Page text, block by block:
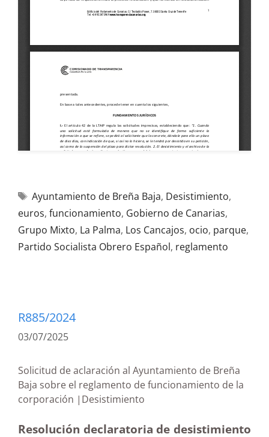
Ayuntamiento de Breña Baja, Desistimiento,
euros, funcionamiento, Gobierno de Canarias,
Grupo Mixto, La Palma, Los Cancajos, ocio, parque,
Partido Socialista Obrero Español, reglamento
R885/2024
03/07/2025
Solicitud de aclaración al Ayuntamiento de Breña
Baja sobre el reglamento de funcionamiento de la
corporación |Desistimiento
Resolución declaratoria de desistimiento